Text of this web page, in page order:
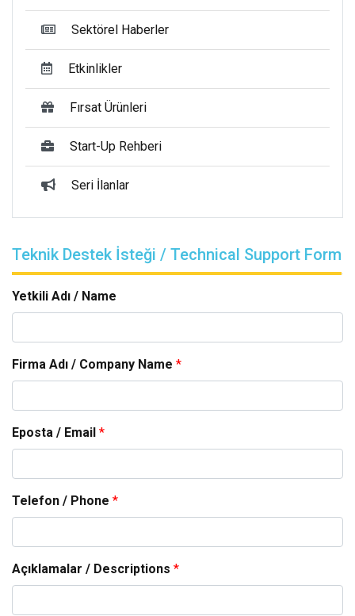
Sektörel Haberler
Etkinlikler
Fırsat Ürünleri
Start-Up Rehberi
Seri İlanlar
Teknik Destek İsteği / Technical Support Form
Yetkili Adı / Name
Firma Adı / Company Name *
Eposta / Email *
Telefon / Phone *
Açıklamalar / Descriptions *